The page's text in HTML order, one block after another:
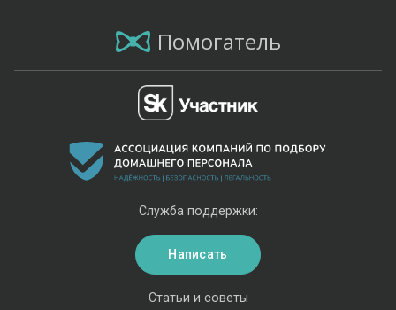
Помогатель
Статьи и советы
Служба поддержки:
Написать